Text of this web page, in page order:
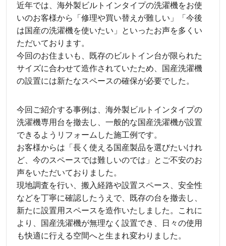
近年では、海外製ビルトインタイプの洗濯機をお使
いのお客様から「修理や買い替えが難しい」「今後
は国産の洗濯機を使いたい」といったお声を多くい
ただいております。
今回のお住まいも、既存のビルトイン台が限られた
サイズに合わせて造作されていたため、国産洗濯機
の設置には新たなスペースの確保が必要でした。
今回ご紹介する事例は、海外製ビルトインタイプの
洗濯機専用台を撤去し、一般的な国産洗濯機が設置
できるようリフォームした施工例です。
お客様からは「長く使える国産製品を選びたいけれ
ど、今のスペースでは難しいのでは」とご不安のお
声をいただいておりました。
現地調査を行い、搬入経路や設置スペース、安全性
などを丁寧に確認したうえで、既存の台を撤去し、
新たに設置用スペースを造作いたしました。これに
より、国産洗濯機が無理なく設置でき、日々の使用
も快適に行える空間へと生まれ変わりました。